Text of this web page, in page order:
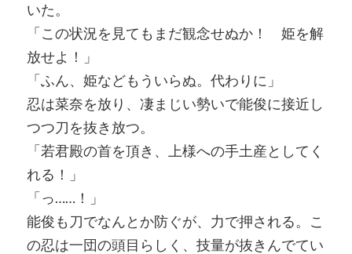
いた。
「この状況を見てもまだ観念せぬか！ 姫を解
放せよ！」
「ふん、姫などもういらぬ。代わりに」
忍は菜奈を放り、凄まじい勢いで能俊に接近し
つつ刀を抜き放つ。
「若君殿の首を頂き、上様への手土産としてく
れる！」
「っ……！」
能俊も刀でなんとか防ぐが、力で押される。こ
の忍は一団の頭目らしく、技量が抜きんでてい